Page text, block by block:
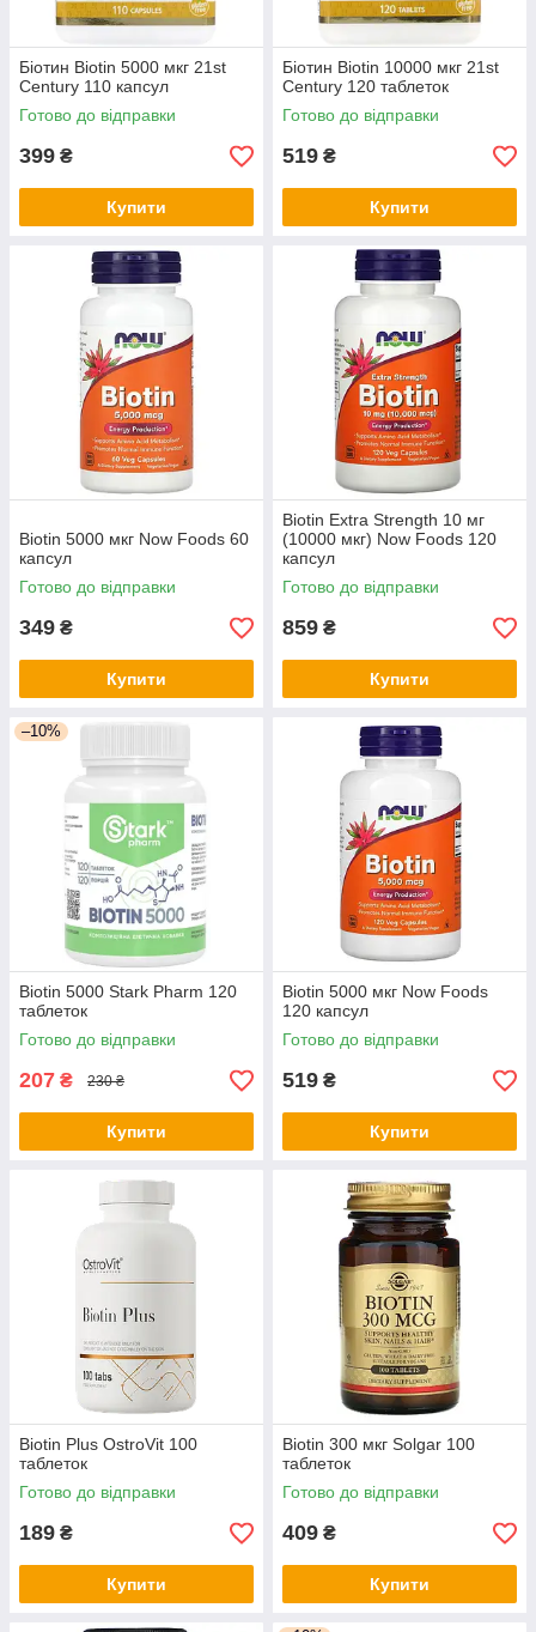
Біотин Biotin 5000 мкг 21st
Century 110 капсул
Готово до відправки
399 ₴
Купити
Біотин Biotin 10000 мкг 21st
Century 120 таблеток
Готово до відправки
519 ₴
Купити
Biotin 5000 мкг Now Foods 60
капсул
Готово до відправки
349 ₴
Купити
Biotin Extra Strength 10 мг
(10000 мкг) Now Foods 120
капсул
Готово до відправки
859 ₴
Купити
–10%
Biotin 5000 Stark Pharm 120
таблеток
Готово до відправки
207 ₴ 230 ₴
Купити
Biotin 5000 мкг Now Foods
120 капсул
Готово до відправки
519 ₴
Купити
Biotin Plus OstroVit 100
таблеток
Готово до відправки
189 ₴
Купити
Biotin 300 мкг Solgar 100
таблеток
Готово до відправки
409 ₴
Купити